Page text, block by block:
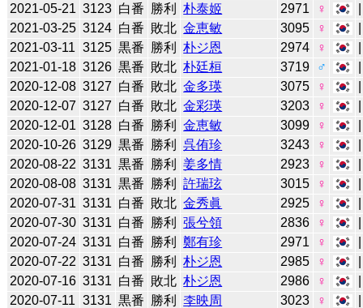
2021-05-21 3123 白番 勝利 朴泰姬 2971 ♀
2021-03-25 3124 白番 敗北 金恵敏 3095 ♀
2021-03-11 3125 黒番 勝利 朴ジ恩 2974 ♀
2021-01-18 3126 黒番 敗北 朴廷桓 3719 ♂
2020-12-08 3127 白番 敗北 金多瑛 3075 ♀
2020-12-07 3127 白番 敗北 金彩瑛 3203 ♀
2020-12-01 3128 白番 勝利 金恵敏 3099 ♀
2020-10-26 3129 黒番 勝利 呉侑珍 3243 ♀
2020-08-22 3131 黒番 勝利 姜多情 2923 ♀
2020-08-08 3131 黒番 勝利 許瑞玹 3015 ♀
2020-07-31 3131 白番 敗北 金秀眞 2925 ♀
2020-07-30 3131 白番 勝利 張兮領 2836 ♀
2020-07-24 3131 白番 勝利 鄭有珍 2971 ♀
2020-07-22 3131 白番 勝利 朴ジ恩 2985 ♀
2020-07-16 3131 白番 敗北 朴ジ恩 2986 ♀
2020-07-11 3131 黒番 勝利 李映周 3023 ♀